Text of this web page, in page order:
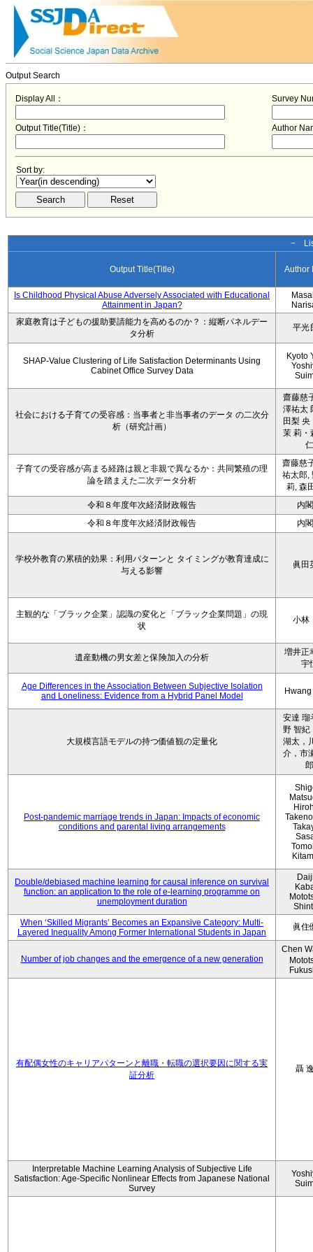
Output Search
Display All： Survey
Output Title(Title)： Author
Sort by:
−
Output Title(Title) Author
Is Childhood Physical Abuse Adversely Associated with Educational
Attainment in Japan?
家庭教育は子どもの援助要請能力を高めるのか？：縦断パネルデー
タ分析
平光
SHAP-Value Clustering of Life Satisfaction Determinants Using
Cabinet Office Survey Data
Kyoto
社会における子育ての受容感：当事者と非当事者のデータ の二次分
析（研究計画）
齋藤慈
澤祐太
田梨 央
茉 莉・
仁
子育ての受容感が高まる経路は親と非親で異なるか：共同繁殖の理
論を踏まえた二次データ分析
齋藤慈
祐太郎,
莉, 森
令和８年度年次経済財政報告
内
令和８年度年次経済財政報告
内
学校外教育の累積的効果：利用パターンと タイミングが教育達成に
与える影響
眞田
主観的な「ブラック企業」認識の変化と「ブラック企業問題」の現
状
小
遺産動機の男女差と保険加入の分析
増井正
宇
Age Differences in the Association Between Subjective Isolation
and Loneliness: Evidence from a Hybrid Panel Model
大規模言語モデルの持つ価値観の定量化
安達 瑠
野 智紀
湖太，
介，市
郎
Post-pandemic marriage trends in Japan: Impacts of economic
conditions and parental living arrangements
Double/debiased machine learning for causal inference on survival
function: an application to the role of e-learning programme on
unemployment duration
When ‘Skilled Migrants’ Becomes an Expansive Category: Multi-
Layered Inequality Among Former International Students in Japan
眞住
Number of job changes and the emergence of a new generation
Chen
有配偶女性のキャリアパターンと離職・転職の選択要因に関する実
証分析
聶
Interpretable Machine Learning Analysis of Subjective Life
Satisfaction: Age-Specific Nonlinear Effects from Japanese National
Survey